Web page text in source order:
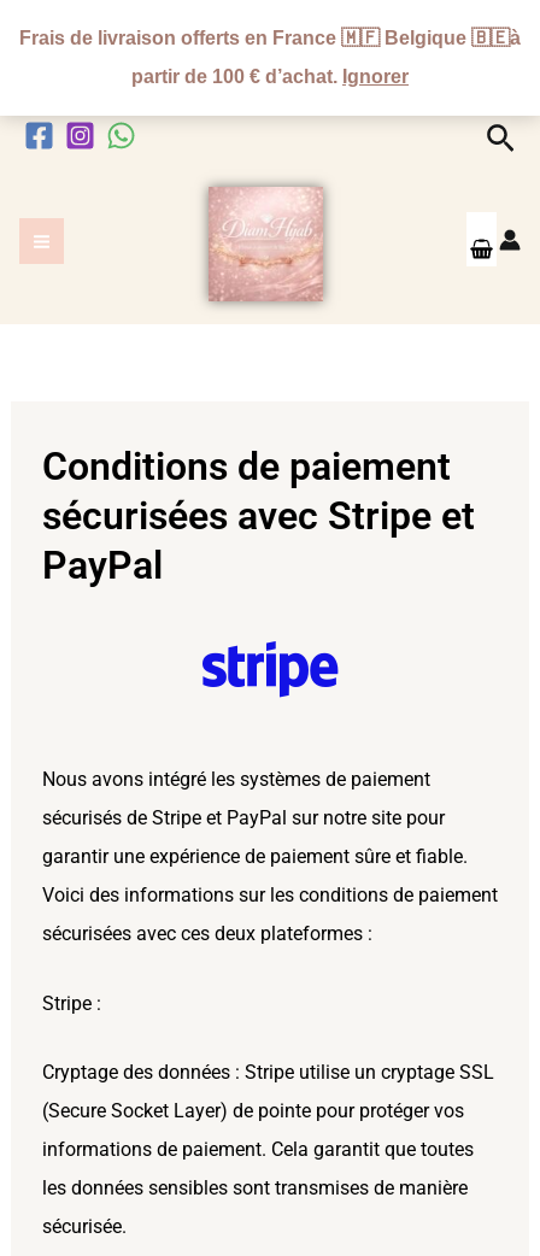
Frais de livraison offerts en France 🇲🇫 Belgique 🇧🇪à
partir de 100 € d’achat. Ignorer
Conditions de paiement
sécurisées avec Stripe et
PayPal
Nous avons intégré les systèmes de paiement
sécurisés de Stripe et PayPal sur notre site pour
garantir une expérience de paiement sûre et fiable.
Voici des informations sur les conditions de paiement
sécurisées avec ces deux plateformes :
Stripe :
Cryptage des données : Stripe utilise un cryptage SSL
(Secure Socket Layer) de pointe pour protéger vos
informations de paiement. Cela garantit que toutes
les données sensibles sont transmises de manière
sécurisée.